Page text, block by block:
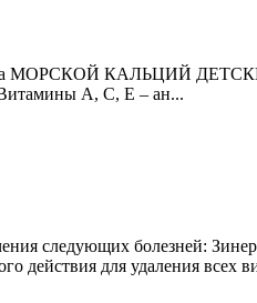
МОРСКОЙ КАЛЬЦИЙ
А, С, Е – ан...
следующих болезней:
действия для удаления всех